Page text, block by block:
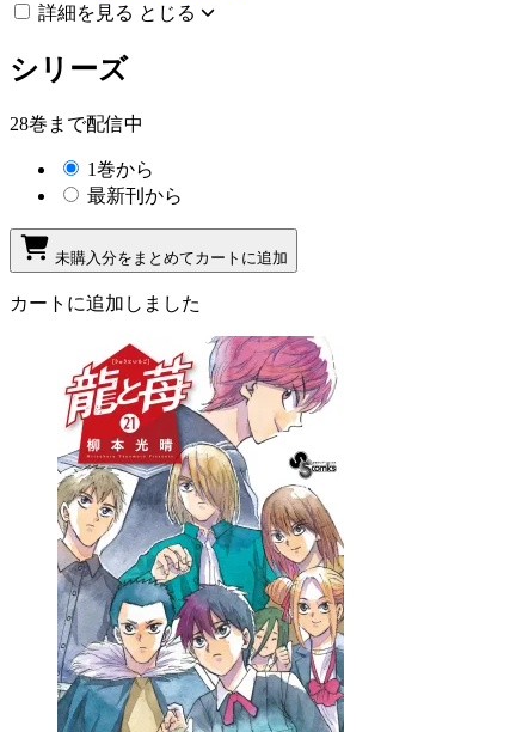
詳細を見る とじる
シリーズ
28巻まで配信中
1巻から
最新刊から
未購入分をまとめてカートに追加
カートに追加しました